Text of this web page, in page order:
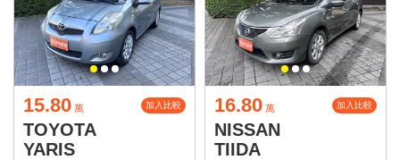
15.80 萬 加入比較
TOYOTA
YARIS
16.80 萬 加入比較
NISSAN
TIIDA